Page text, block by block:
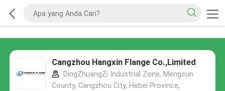
Cangzhou Hangxin Flange Co.,Limited
DingZhuangZi Industrial Zone, Mengcun
County, Cangzhou City, Hebei Province,